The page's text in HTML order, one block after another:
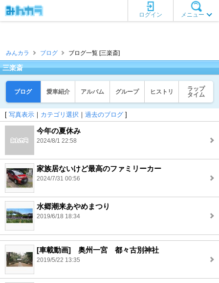
メニュー
ログイン
みんカラ ブログ ブログ一覧 [三楽斎]
三楽斎
ブログ 愛車紹介 アルバム グループ ヒストリ
ラップ
タイム
[ 写真表示 ｜ カテゴリ選択 ｜ 過去のブログ ]
今年の夏休み
2024/8/1 22:58
家族居ないけど最高のファミリーカー
2024/7/31 00:56
水郷潮来あやめまつり
2019/6/18 18:34
[車載動画] 奥州一宮 都々古別神社
2019/5/22 13:35